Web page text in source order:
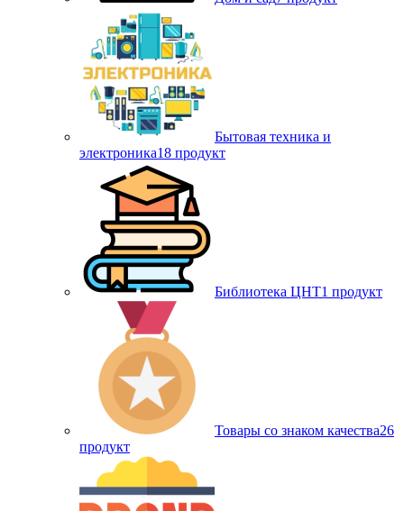
Бытовая техника и
электроника18 продукт
Библиотека ЦНТ1 продукт
Товары со знаком качества26
продукт